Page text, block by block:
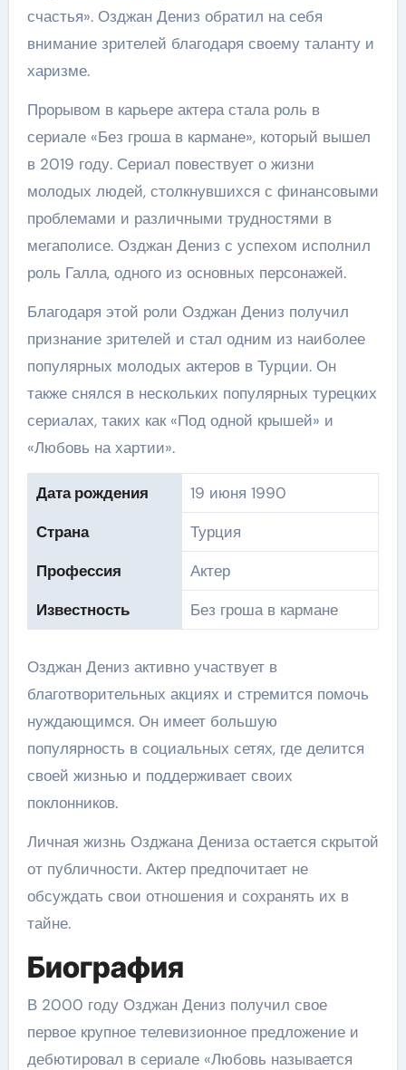
счастья». Озджан Дениз обратил на себя
внимание зрителей благодаря своему таланту и
харизме.
Прорывом в карьере актера стала роль в
сериале «Без гроша в кармане», который вышел
в 2019 году. Сериал повествует о жизни
молодых людей, столкнувшихся с финансовыми
проблемами и различными трудностями в
мегаполисе. Озджан Дениз с успехом исполнил
роль Галла, одного из основных персонажей.
Благодаря этой роли Озджан Дениз получил
признание зрителей и стал одним из наиболее
популярных молодых актеров в Турции. Он
также снялся в нескольких популярных турецких
сериалах, таких как «Под одной крышей» и
«Любовь на хартии».
Дата рождения
19 июня 1990
Страна
Турция
Профессия
Актер
Известность
Без гроша в кармане
Озджан Дениз активно участвует в
благотворительных акциях и стремится помочь
нуждающимся. Он имеет большую
популярность в социальных сетях, где делится
своей жизнью и поддерживает своих
поклонников.
Личная жизнь Озджана Дениза остается скрытой
от публичности. Актер предпочитает не
обсуждать свои отношения и сохранять их в
тайне.
Биография
В 2000 году Озджан Дениз получил свое
первое крупное телевизионное предложение и
дебютировал в сериале «Любовь называется